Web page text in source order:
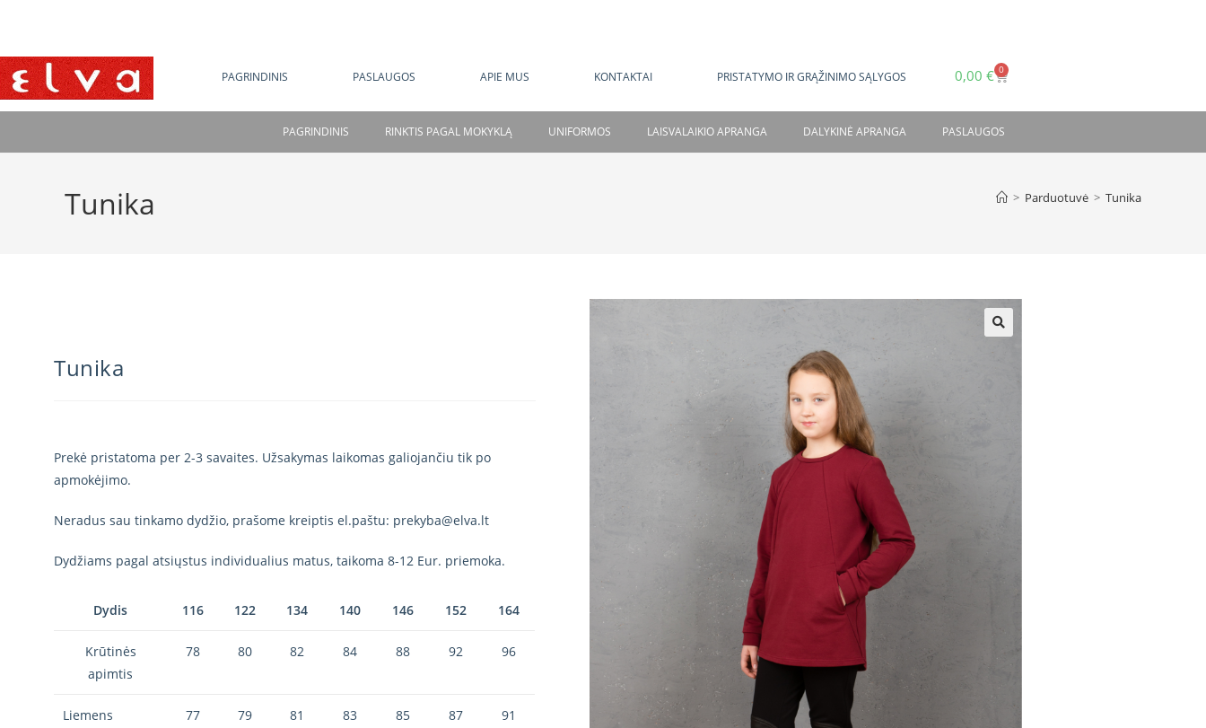
PAGRINDINIS PASLAUGOS APIE MUS KONTAKTAI PRISTATYMO IR GRĄŽINIMO SĄLYGOS 0,00 € 0
PAGRINDINIS RINKTIS PAGAL MOKYKLĄ UNIFORMOS LAISVALAIKIO APRANGA DALYKINĖ APRANGA PASLAUGOS
Tunika > Parduotuvė > Tunika
Tunika
Prekė pristatoma per 2-3 savaites. Užsakymas laikomas galiojančiu tik po
apmokėjimo.
Neradus sau tinkamo dydžio, prašome kreiptis el.paštu: prekyba@elva.lt
Dydžiams pagal atsiųstus individualius matus, taikoma 8-12 Eur. priemoka.
Dydis 116 122 134 140 146 152 164
Krūtinės
apimtis
78 80 82 84 88 92 96
Liemens
77 79 81 83 85 87 91
🔍